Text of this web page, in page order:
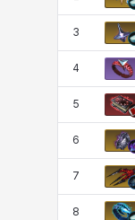
3
4
5
6
7
8